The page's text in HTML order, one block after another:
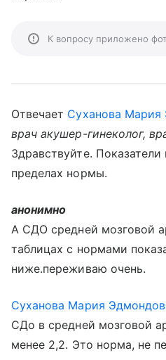
К вопросу приложено
Отвечает Суханова Мария
врач акушер-гинеколог,
Здравствуйте.
пределах нормы.
анонимно
А СДО средней мозговой
таблицах с нормами
ниже.переживаю очень.
Суханова Мария
СДо в средней мозговой
менее 2,2. Это норма, не